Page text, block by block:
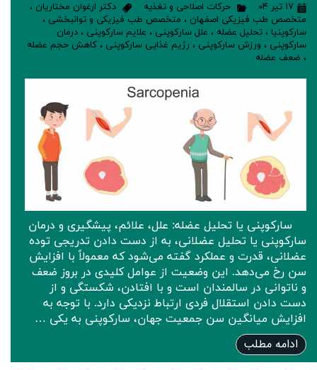
۱۷ تیر ۰۴ حرکات اصلاحی و تغذیه دکتر ارغوان مختاریان ،
متخصص طب فیزیکی اصفهان ، متخصص طب فیزیکی و توانبخشی ،
سارکوپنیا ، تحلیل عضله ، علل سارکوپنی ، علایم سارکوپنی ، درمان
سارکوپنی ، ورزش سارکوپنی ، رژیم غذایی سارکوپنی ، کاهش حجم عضله
، ضعف عضله
سارکوپنی یا تحلیل عضله: علل، علائم، پیشگیری و درمان
سارکوپنی یا تحلیل عضلانی، به از دست دادن تدریجی توده
عضلانی، قدرت و عملکرد گفته می‌شود که معمولاً با افزایش
سن رخ می‌دهد. این وضعیت از عوامل کلیدی در بروز ضعف
و ناتوانی در سالمندان است و با افتادن، شکستگی‌ و از
دست دادن استقلال فردی ارتباط نزدیکی دارد. با توجه به
افزایش میانگین سن جمعیت جهان، سارکوپنی به یکی …
ادامه مطلب